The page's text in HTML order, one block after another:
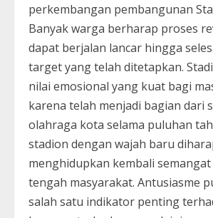
perkembangan pembangunan
Banyak warga berharap proses
dapat berjalan lancar hingga
target yang telah ditetapkan.
nilai emosional yang kuat bagi
karena telah menjadi bagian dari
olahraga kota selama puluhan
stadion dengan wajah baru
menghidupkan kembali
tengah masyarakat. Antusiasme
salah satu indikator penting